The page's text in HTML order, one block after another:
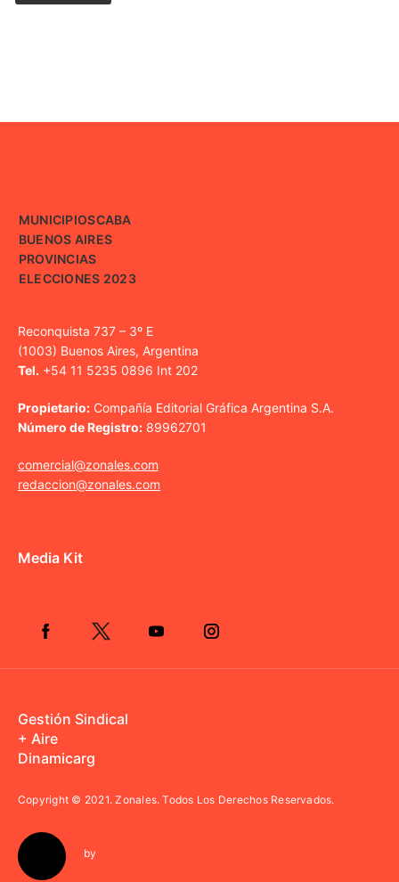
MUNICIPIOSCABA
BUENOS AIRES
PROVINCIAS
ELECCIONES 2023
Reconquista 737 – 3º E
(1003) Buenos Aires, Argentina
Tel. +54 11 5235 0896 Int 202
Propietario: Compañía Editorial Gráfica Argentina S.A.
Número de Registro: 89962701
comercial@zonales.com
redaccion@zonales.com
Media Kit
Gestión Sindical
+ Aire
Dinamicarg
Copyright © 2021.Zonales. Todos Los Derechos Reservados.
by